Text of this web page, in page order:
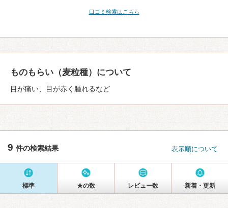
口コミ検索はこちら
ものもらい（麦粒種）について
目が痛い、目が赤く腫れるなど
9 件の検索結果 表示順について
標準 ★の数 レビュー数 新着・更新